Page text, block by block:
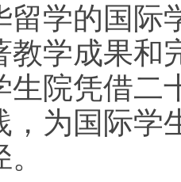
留学的国际
教学成果和
生院凭借二
，为国际学